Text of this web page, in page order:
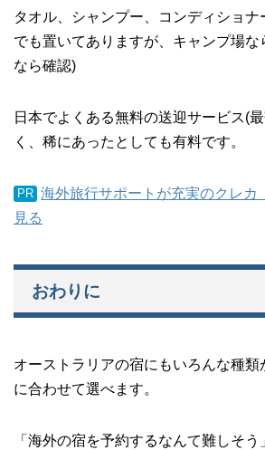
タオル、シャンプー、コンディショナ
でも置いてありますが、キャンプ場な
なら確認)
日本でよくある無料の送迎サービス(
く、稀にあったとしても有料です。
PR 海外旅行サポートが充実のクレカ
見る
おわりに
オーストラリアの宿にもいろんな種
に合わせて選べます。
「海外の宿を予約するなんて難しそ